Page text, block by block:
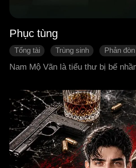
Phục tùng
Tổng tài Trùng sinh
Phản đòn
Quá trình thay đổi của nhân vật